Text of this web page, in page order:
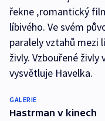
řekne ‚romantický
líbivého. Ve svém
paralely vztahů mezi
živly. Vzbouřené živly
vysvětluje Havelka.
GALERIE
Hastrman v kinech